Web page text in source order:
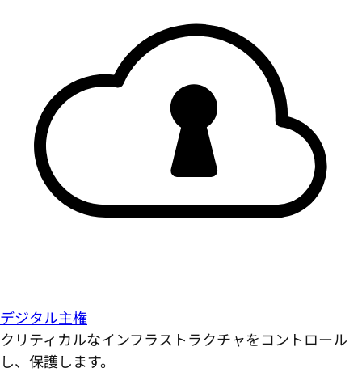
デジタル主権
クリティカルなインフラストラクチャをコントロール
し、保護します。